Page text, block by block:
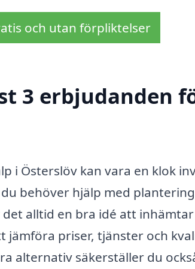
och utan förpliktelser
3 erbjudanden
i Österslöv kan vara en klok
behöver hjälp med
alltid en bra idé att
jämföra priser, tjänster och
alternativ säkerställer du